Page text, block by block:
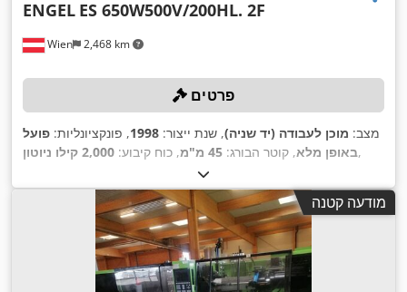
Wien 2,468 km
ENGEL ES 650W500V/200HL. 2F
פרטים
מצב: מוכן לעבודה (יד שניה), שנת ייצור: 1998, פונקציונליות: פועל
באופן מלא, קוטר הבורג: 45 מ"מ , כוח קיבוע: 2,000 קילו ניוטון ,
מודעה קטנה